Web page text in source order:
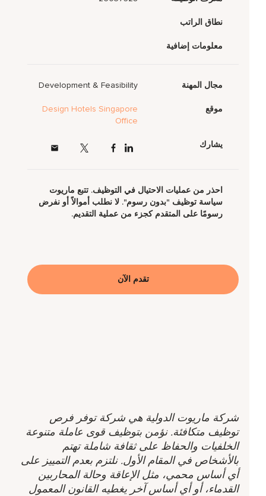
شركة ماريوت الدولية هي شركة توفر فرص
توظيف متكافئة. نؤمن بتوظيف قوى عاملة متنوعة
الخلفيات والحفاظ على ثقافة شاملة تهتم
بالأشخاص في المقام الأول. نلتزم بعدم التمييز على
أي أساس محمي، مثل الإعاقة وحالة المحاربين
القدماء، أو أي أساس آخر يغطيه القانون المعمول
نطاق الراتب
معلومات إضافية
مجال المهنة Development & Feasibility
Design Hotels Singapore
Office
يشارك
احذر من عمليات الاحتيال في التوظيف. تتبع ماريوت
سياسة توظيف "بدون رسوم". لا نطلب أموالاً أو نفرض
رسومًا على المتقدم كجزء من عملية التقديم.
تقدم الآن